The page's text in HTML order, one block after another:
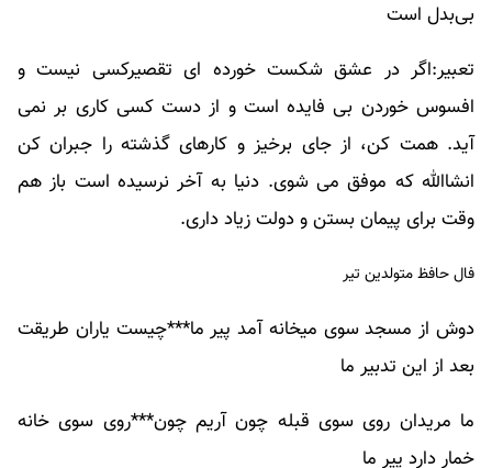
بی‌بدل است
تعبیر:اگر در عشق شکست خورده ای تقصیرکسی نیست و
افسوس خوردن بی فایده است و از دست کسی کاری بر نمی
آید. همت کن، از جای برخیز و کارهای گذشته را جبران کن
انشاالله که موفق می شوی. دنیا به آخر نرسیده است باز هم
وقت برای پیمان بستن و دولت زیاد داری.
فال حافظ متولدین تیر
دوش از مسجد سوی میخانه آمد پیر ما***چیست یاران طریقت
بعد از این تدبیر ما
ما مریدان روی سوی قبله چون آریم چون***روی سوی خانه
خمار دارد پیر ما